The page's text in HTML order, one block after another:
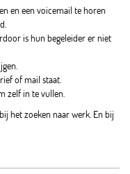
en een voicemail te horen
is hun begeleider er niet
of mail staat.
zelf in te vullen.
het zoeken naar werk. En bij